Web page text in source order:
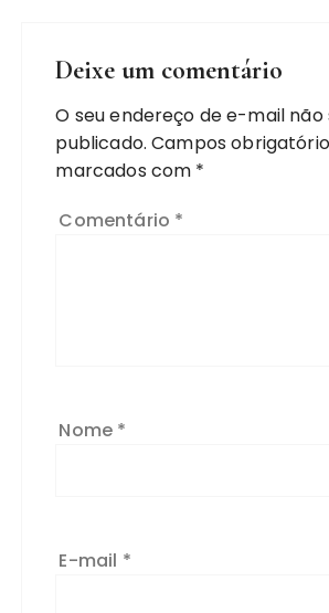
Deixe um comentário
O seu endereço de e-mail não
publicado. Campos
marcados com *
Comentário *
Nome *
E-mail *